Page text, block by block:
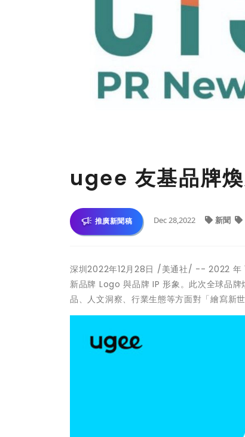
ugee 友基品牌
推廣新聞稿 Dec 28,2022 新聞
深圳2022年12月28日 /美通社/ -- 2022 年
新品牌 Logo 與品牌 IP 形象。此次全球品
品、人文洞察、行業生態等方面對「繪寫新